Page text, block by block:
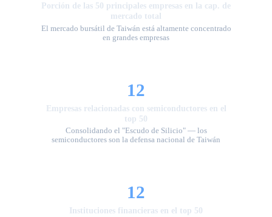
Porción de las 50 principales empresas en la cap. de
mercado total
El mercado bursátil de Taiwán está altamente concentrado
en grandes empresas
12
Empresas relacionadas con semiconductores en el
top 50
Consolidando el "Escudo de Silicio" — los
semiconductores son la defensa nacional de Taiwán
12
Instituciones financieras en el top 50